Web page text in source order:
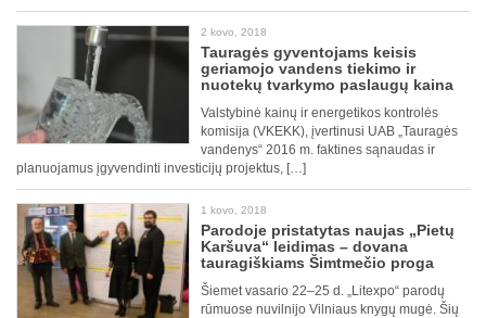
2 kovo, 2018
Tauragės gyventojams keisis
geriamojo vandens tiekimo ir
nuotekų tvarkymo paslaugų kaina
Valstybinė kainų ir energetikos kontrolės
komisija (VKEKK), įvertinusi UAB „Tauragės
vandenys“ 2016 m. faktines sąnaudas ir
planuojamus įgyvendinti investicijų projektus, […]
1 kovo, 2018
Parodoje pristatytas naujas „Pietų
Karšuva“ leidimas – dovana
tauragiškiams Šimtmečio proga
Šiemet vasario 22–25 d. „Litexpo“ parodų
rūmuose nuvilnijo Vilniaus knygų mugė. Šių